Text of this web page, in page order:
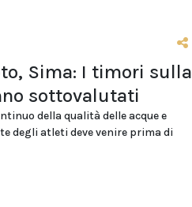
Sima: I timori sulla
sottovalutati
della qualità delle acque e
degli atleti deve venire prima di